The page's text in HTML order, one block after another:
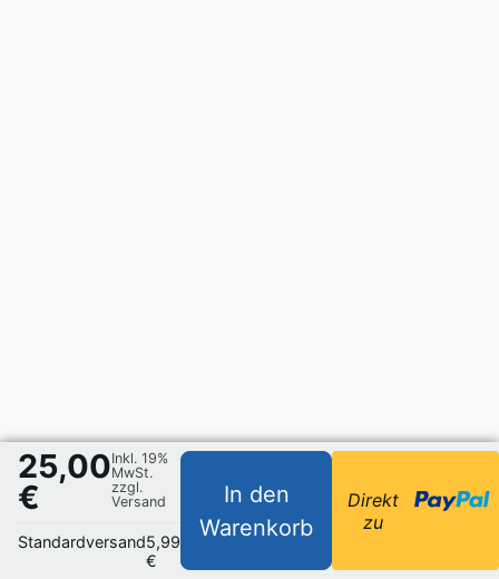
25,00
€
Inkl. 19%
MwSt.
zzgl.
Versand
Standardversand5,99
€
In den
Warenkorb
Direkt
zu